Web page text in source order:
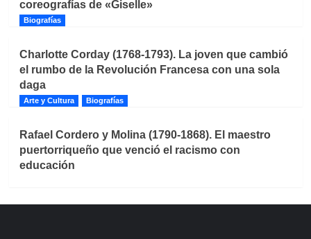
coreografías de «Giselle»
Biografías
Charlotte Corday (1768-1793). La joven que cambió
el rumbo de la Revolución Francesa con una sola
daga
Arte y Cultura Biografías
Rafael Cordero y Molina (1790-1868). El maestro
puertorriqueño que venció el racismo con
educación